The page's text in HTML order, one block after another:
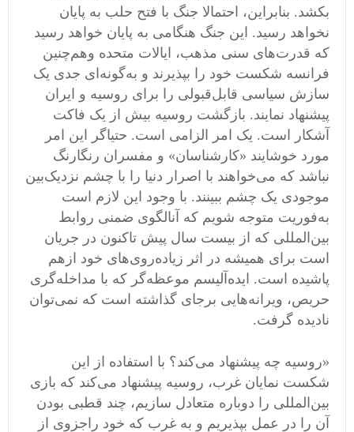
بکشد. بنابراین، احتمالا جنگ با فتح حلب به پایان
نخواهد رسید. این جنگ هنگامی به پایان خواهد رسید
که قدرتهای سنی مذهب، ایالات متحده وهمچنین
فرانسه شکست خود را بپذیرند و بهگونه ای جدی یک
سازش سیاسی قابلقبولی را برای روسیه و ایران
پیشنهاد نمایند. بازگشت روسیه بیش از یک فاکت
آشکار است. یک امر الزامی است. حتیاگر این امر
مورد خوشایند «کارشناسان» و مفسران رنگارنگ
نباشد که میخواهند با اصرار دنیا را با چشم نزدیکبین
موجودی یک چشم ببینند. با وجود این لازم است
بهفوریت متوجه شویم که آنالگوی ضمنی روابط
بین المللی که از بیست سال پیش تاکنون در جریان
است برای همیشه در اثر زیادهرویهای خود ازهم
پاشیده است. ایده آلیسم موعظهگر که با مداخلهگری
حریص، ویرانههایی برجای گذاشته است که نمیتوان
نادیده گرفت.
«روسیه چه پیشنهاد میکند؟ با استفاده از این
شکست نمایان غرب، روسیه پیشنهاد میکند که بازی
بین المللی را دوباره متعادل سازیم، چند قطبی بودن
آن را در عمل بپذیریم و به غرب که خود راجزوی از